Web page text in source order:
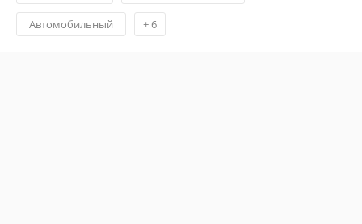
Автомобильный +6